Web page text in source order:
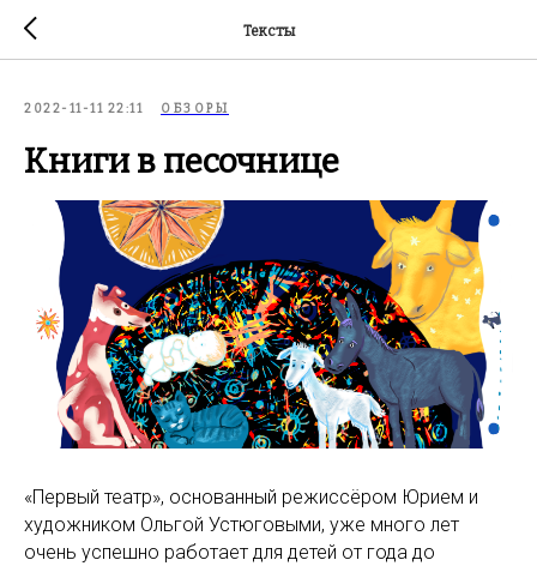
Тексты
2022-11-11 22:11 ОБЗОРЫ
Книги в песочнице
«Первый театр», основанный режиссёром Юрием и
художником Ольгой Устюговыми, уже много лет
очень успешно работает для детей от года до